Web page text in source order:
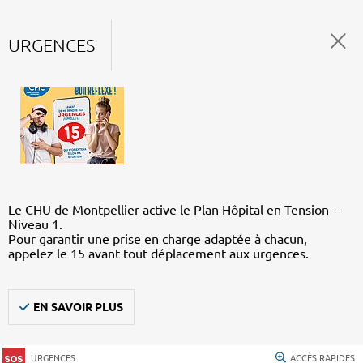
URGENCES
Le CHU de Montpellier active le Plan Hôpital en Tension –
Niveau 1.
Pour garantir une prise en charge adaptée à chacun,
appelez le 15 avant tout déplacement aux urgences.
EN SAVOIR PLUS
URGENCES ACCÈS RAPIDES